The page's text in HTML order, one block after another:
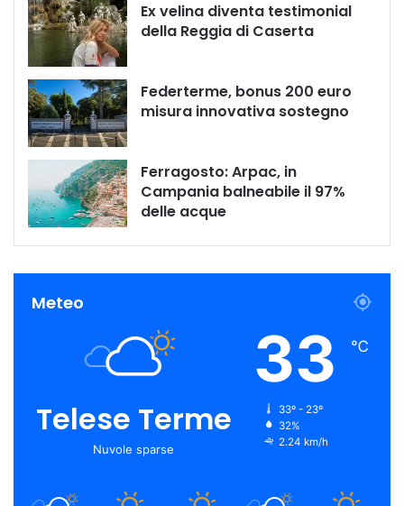
Ex velina diventa testimonial
della Reggia di Caserta
Federterme, bonus 200 euro
misura innovativa sostegno
Ferragosto: Arpac, in
Campania balneabile il 97%
delle acque
Meteo
Telese Terme
Nuvole sparse
33 ℃
33º - 23º
32%
2.24 km/h